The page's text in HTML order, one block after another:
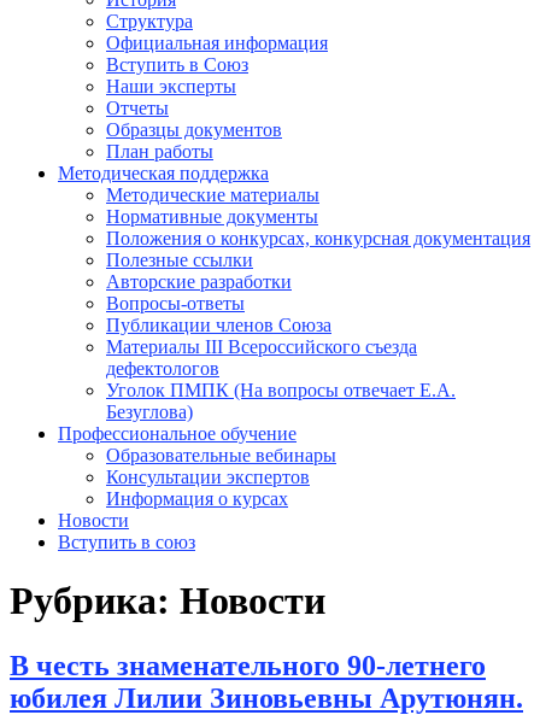
Структура
Официальная информация
Вступить в Союз
Наши эксперты
Отчеты
Образцы документов
План работы
Методическая поддержка
Методические материалы
Нормативные документы
Положения о конкурсах, конкурсная документация
Полезные ссылки
Авторские разработки
Вопросы-ответы
Публикации членов Союза
Материалы III Всероссийского съезда
дефектологов
Уголок ПМПК (На вопросы отвечает Е.А.
Безуглова)
Профессиональное обучение
Образовательные вебинары
Консультации экспертов
Информация о курсах
Новости
Вступить в союз
Рубрика: Новости
В честь знаменательного 90-летнего
юбилея Лилии Зиновьевны Арутюнян.